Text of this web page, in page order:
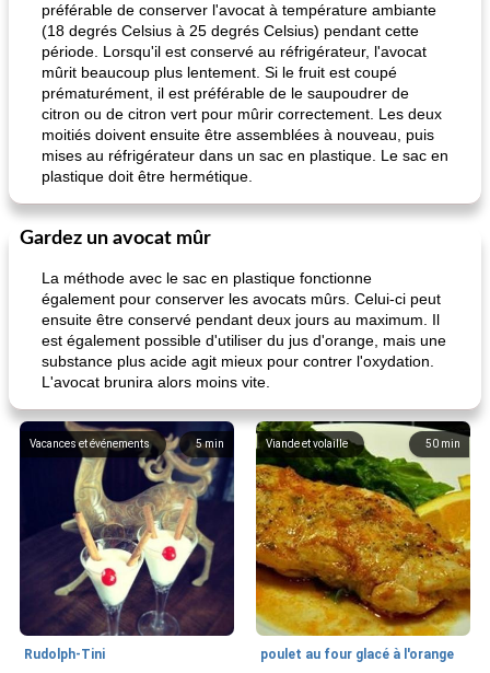
préférable de conserver l'avocat à température ambiante
(18 degrés Celsius à 25 degrés Celsius) pendant cette
période. Lorsqu'il est conservé au réfrigérateur, l'avocat
mûrit beaucoup plus lentement. Si le fruit est coupé
prématurément, il est préférable de le saupoudrer de
citron ou de citron vert pour mûrir correctement. Les deux
moitiés doivent ensuite être assemblées à nouveau, puis
mises au réfrigérateur dans un sac en plastique. Le sac en
plastique doit être hermétique.
Gardez un avocat mûr
La méthode avec le sac en plastique fonctionne
également pour conserver les avocats mûrs. Celui-ci peut
ensuite être conservé pendant deux jours au maximum. Il
est également possible d'utiliser du jus d'orange, mais une
substance plus acide agit mieux pour contrer l'oxydation.
L'avocat brunira alors moins vite.
5min
Vacances et événements
Rudolph-Tini
50 min
Viande et volaille
poulet au four glacé à l'orange